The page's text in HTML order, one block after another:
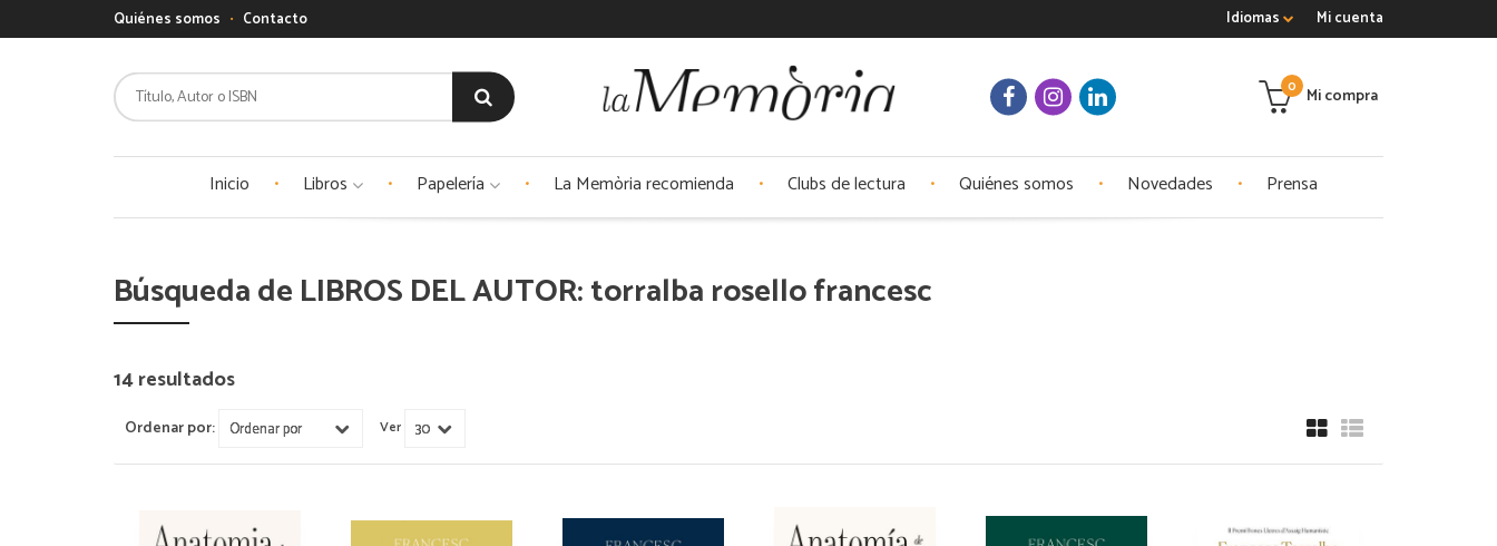
Mi cuenta
Idiomas
Quiénes somos Contacto
Mi compra
0
Inicio Libros Papelería La Memòria recomienda Clubs de lectura Quiénes somos Novedades Prensa
Búsqueda de LIBROS DEL AUTOR: torralba rosello francesc
14 resultados
Ordenar por: Ver